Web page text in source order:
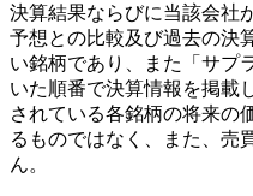
決算結果ならびに当該会社
予想との比較及び過去の決
い銘柄であり、また「サプ
いた順番で決算情報を掲載
されている各銘柄の将来の
るものではなく、また、売
ん。